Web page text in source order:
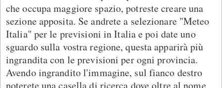
che occupa maggiore spazio, potreste creare una
sezione apposita. Se andrete a selezionare "Meteo
Italia" per le previsioni in Italia e poi date uno
sguardo sulla vostra regione, questa apparirà più
ingrandita con le previsioni per ogni provincia.
Avendo ingrandito l'immagine, sul fianco destro
noterete una casella di ricerca dove oltre al nome